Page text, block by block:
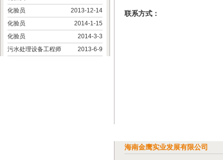
化验员
2013-12-14
化验员
2014-1-15
化验员
2014-3-3
污水处理设备工程师
2013-6-9
联系方式：
海南金鹰实业发展有限公司